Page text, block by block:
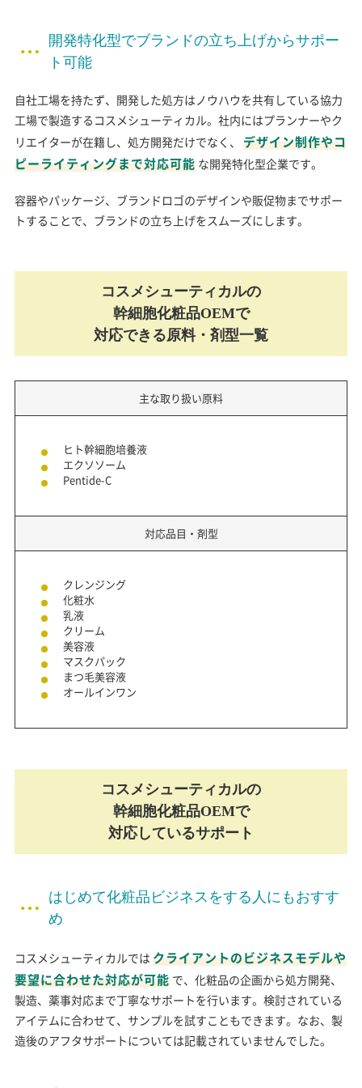
開発特化型でブランドの立ち上げからサポー
ト可能
自社工場を持たず、開発した処方はノウハウを共有している協力
工場で製造するコスメシューティカル。社内にはプランナーやク
リエイターが在籍し、処方開発だけでなく、
デザイン制作やコ
ピーライティングまで対応可能 な開発特化型企業です。
容器やパッケージ、ブランドロゴのデザインや販促物までサポー
トすることで、ブランドの立ち上げをスムーズにします。
コスメシューティカルの
幹細胞化粧品OEMで
対応できる原料・剤型一覧
主な取り扱い原料
ヒト幹細胞培養液
エクソソーム
Pentide-C
対応品目・剤型
クレンジング
化粧水
乳液
クリーム
美容液
マスクパック
まつ毛美容液
オールインワン
コスメシューティカルの
幹細胞化粧品OEMで
対応しているサポート
はじめて化粧品ビジネスをする人にもおすす
め
コスメシューティカルでは クライアントのビジネスモデルや
要望に合わせた対応が可能 で、化粧品の企画から処方開発、
製造、薬事対応まで丁寧なサポートを行います。検討されている
アイテムに合わせて、サンプルを試すこともできます。なお、製
造後のアフタサポートについては記載されていませんでした。